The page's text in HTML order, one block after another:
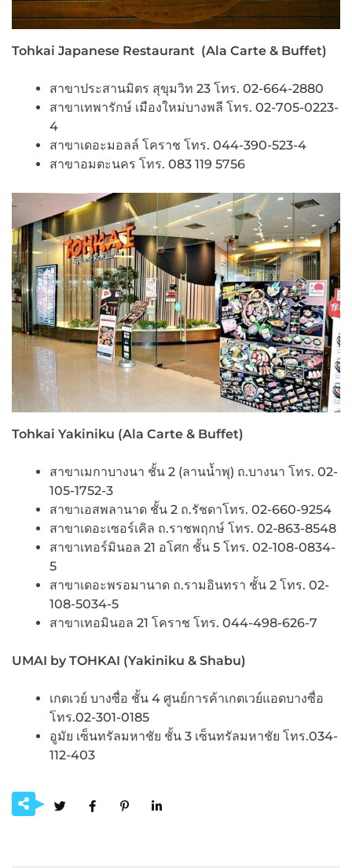
Tohkai Japanese Restaurant (Ala Carte & Buffet)
สาขาประสานมิตร สุขุมวิท 23 โทร. 02-664-2880
สาขาเทพารักษ์ เมืองใหม่บางพลี โทร. 02-705-0223-
4
สาขาเดอะมอลล์ โคราช โทร. 044-390-523-4
สาขาอมตะนคร โทร. 083 119 5756
Tohkai Yakiniku (Ala Carte & Buffet)
สาขาเมกาบางนา ชั้น 2 (ลานน้ำพุ) ถ.บางนา โทร. 02-
105-1752-3
สาขาเอสพลานาด ชั้น 2 ถ.รัชดาโทร. 02-660-9254
สาขาเดอะเซอร์เคิล ถ.ราชพฤกษ์ โทร. 02-863-8548
สาขาเทอร์มินอล 21 อโศก ชั้น 5 โทร. 02-108-0834-
5
สาขาเดอะพรอมานาด ถ.รามอินทรา ชั้น 2 โทร. 02-
108-5034-5
สาขาเทอมินอล 21 โคราช โทร. 044-498-626-7
UMAI by TOHKAI (Yakiniku & Shabu)
เกตเวย์ บางซื่อ ชั้น 4 ศูนย์การค้าเกตเวย์แอดบางซื่อ
โทร.02-301-0185
อูมัย เซ็นทรัลมหาชัย ชั้น 3 เซ็นทรัลมหาชัย โทร.034-
112-403